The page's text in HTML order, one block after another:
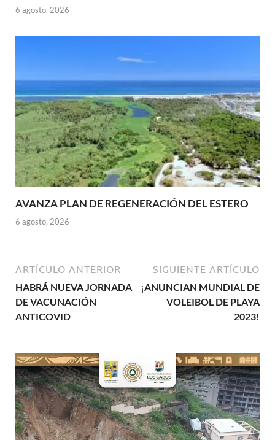
6 agosto, 2026
AVANZA PLAN DE REGENERACIÓN DEL ESTERO
6 agosto, 2026
ARTÍCULO ANTERIOR
HABRÁ NUEVA JORNADA
DE VACUNACIÓN
ANTICOVID
SIGUIENTE ARTÍCULO
¡ANUNCIAN MUNDIAL DE
VOLEIBOL DE PLAYA
2023!